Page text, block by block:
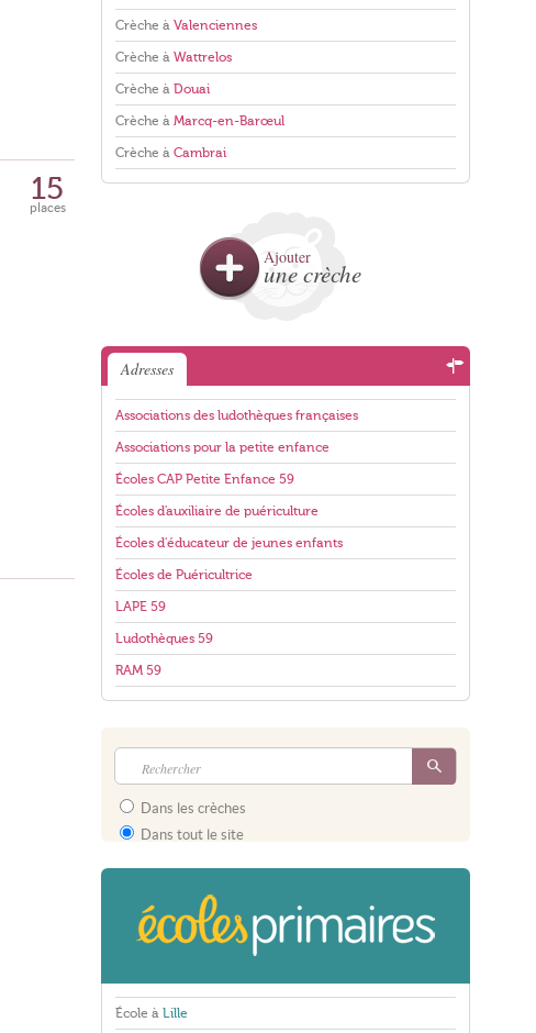
places
15
Crèche à Valenciennes
Crèche à Wattrelos
Crèche à Douai
Crèche à Marcq-en-Barœul
Crèche à Cambrai
Ajouter
une crèche
Adresses
Associations des ludothèques françaises
Associations pour la petite enfance
Écoles CAP Petite Enfance 59
Écoles d'auxiliaire de puériculture
Écoles d'éducateur de jeunes enfants
Écoles de Puéricultrice
LAPE 59
Ludothèques 59
RAM 59
Dans les crèches
Dans tout le site
École à Lille